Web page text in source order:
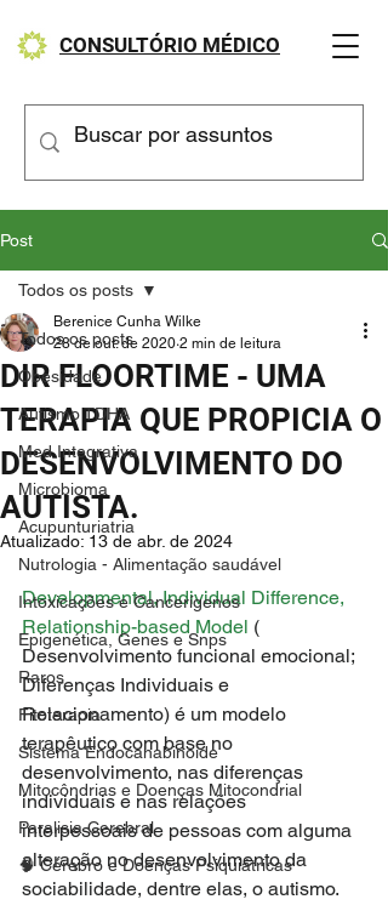
CONSULTÓRIO MÉDICO
Post
Todos os posts
Obesidade
Autismo TDHA
Med Integrativa
Microbioma
Acupunturiatria
Nutrologia - Alimentação saudável
Intoxicações e Cancerígenos
Epigenética, Genes e Snps
Raros
Fitoterapia
Sistema Endocanabinoide
Mitocôndrias e Doenças Mitocondrial
Paralisia Cerebral
🧠 Cérebro e Doenças Psiquiátricas
Todos os posts
DIR FLOORTIME - UMA
TERAPIA QUE PROPICIA O
DESENVOLVIMENTO DO
AUTISTA.
Berenice Cunha Wilke
28 de out. de 2020 2 min de leitura
Atualizado: 13 de abr. de 2024
Developmental, Individual Difference,
Relationship-based Model (
Desenvolvimento funcional emocional;
Diferenças Individuais e
Relacionamento) é um modelo
terapêutico com base no
desenvolvimento, nas diferenças
individuais e nas relações
interpessoais de pessoas com alguma
alteração no desenvolvimento da
sociabilidade, dentre elas, o autismo.